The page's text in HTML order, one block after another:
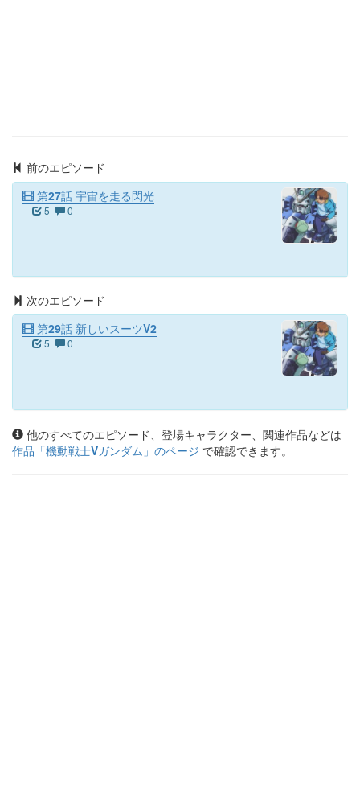
前のエピソード
第27話 宇宙を走る閃光
5 0
次のエピソード
第29話 新しいスーツV2
5 0
他のすべてのエピソード、登場キャラクター、関連作品などは
作品「機動戦士Vガンダム 」のページ で確認できます。